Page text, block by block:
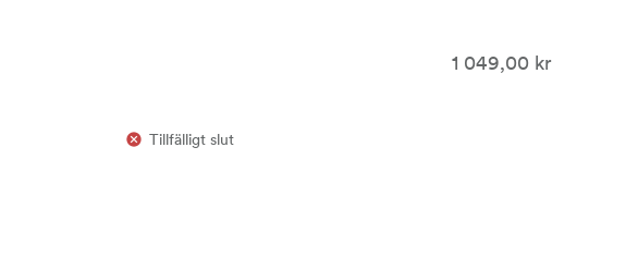
1 049,00 kr
Tillfälligt slut